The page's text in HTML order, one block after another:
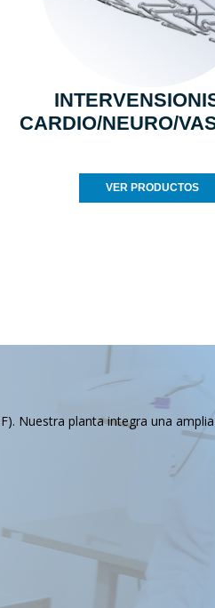
CARDIO/NEURO/
VER PRODUCTOS
Nuestra planta integra una